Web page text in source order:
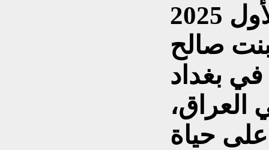
مساء يوم 7 تشرين الأول 2025
صالح
بغداد
العراق،
حياة